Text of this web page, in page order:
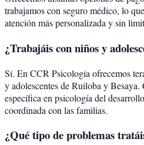
trabajamos con seguro médico, lo
atención más personalizada y sin
¿Trabajáis con niños y
Sí. En CCR Psicología ofrecemos
y adolescentes de Ruiloba y
específica en psicología del
coordinada con las familias.
¿Qué tipo de problemas